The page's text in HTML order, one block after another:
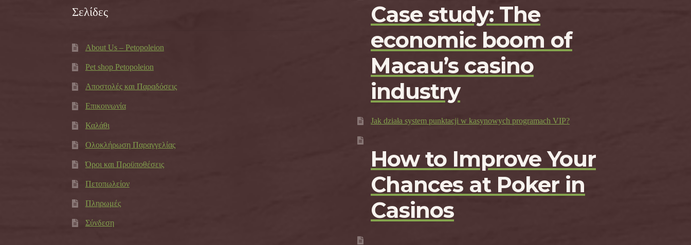
Σελίδες
About Us – Petopoleion
Pet shop Petopoleion
Αποστολές και Παραδόσεις
Επικοινωνία
Καλάθι
Ολοκλήρωση Παραγγελίας
Όροι και Προϋποθέσεις
Πετοπωλείον
Πληρωμές
Σύνδεση
Case study: The
economic boom of
Macau’s casino
industry
Jak działa system punktacji w kasynowych programach VIP?
How to Improve Your
Chances at Poker in
Casinos